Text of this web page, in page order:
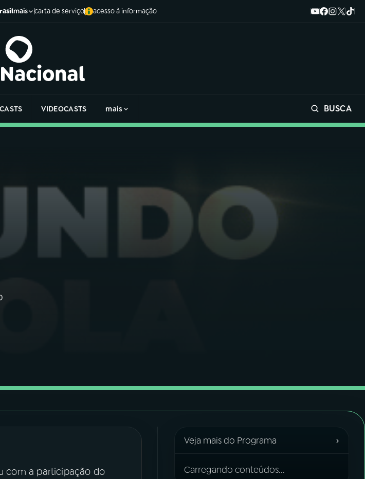
mais carta de serviço acesso à informação
VIDEOCASTS mais BUSCA
com a participação do
Veja mais do Programa ›
Carregando conteúdos...